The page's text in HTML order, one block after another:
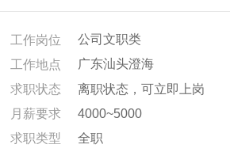
工作岗位
公司文职类
工作地点
广东汕头澄海
求职状态
离职状态，可立即上岗
月薪要求
4000~5000
求职类型
全职